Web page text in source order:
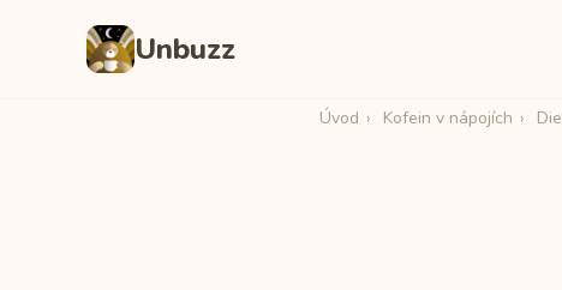
Unbuzz
Úvod › Kofein v nápojích ›